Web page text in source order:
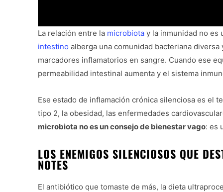
La relación entre la microbiota y la inmunidad no es
intestino alberga una comunidad bacteriana
marcadores inflamatorios en sangre. Cuando ese
permeabilidad intestinal aumenta y el sistema
Ese estado de inflamación crónica silenciosa es el
tipo 2, la obesidad, las enfermedades
microbiota no es un consejo de bienestar vago: es
LOS ENEMIGOS SILENCIOSOS QUE
NOTES
El antibiótico que tomaste de más, la dieta